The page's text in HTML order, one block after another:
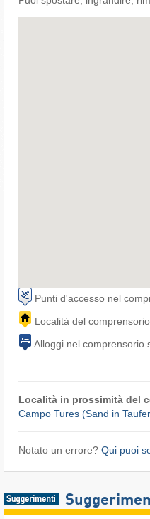
Punti d'accesso nel
Località del
Alloggi nel comprensorio
Località in prossimità del
Campo Tures (Sand in
Notato un errore? Qui puoi